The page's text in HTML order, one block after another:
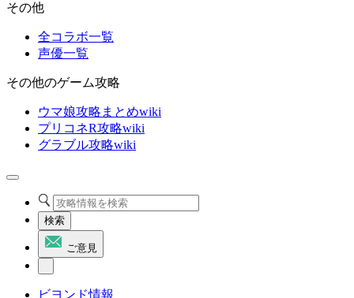
その他
全コラボ一覧
声優一覧
その他のゲーム攻略
ウマ娘攻略まとめwiki
プリコネR攻略wiki
グラブル攻略wiki
検索
ご意見
ビヨンド情報